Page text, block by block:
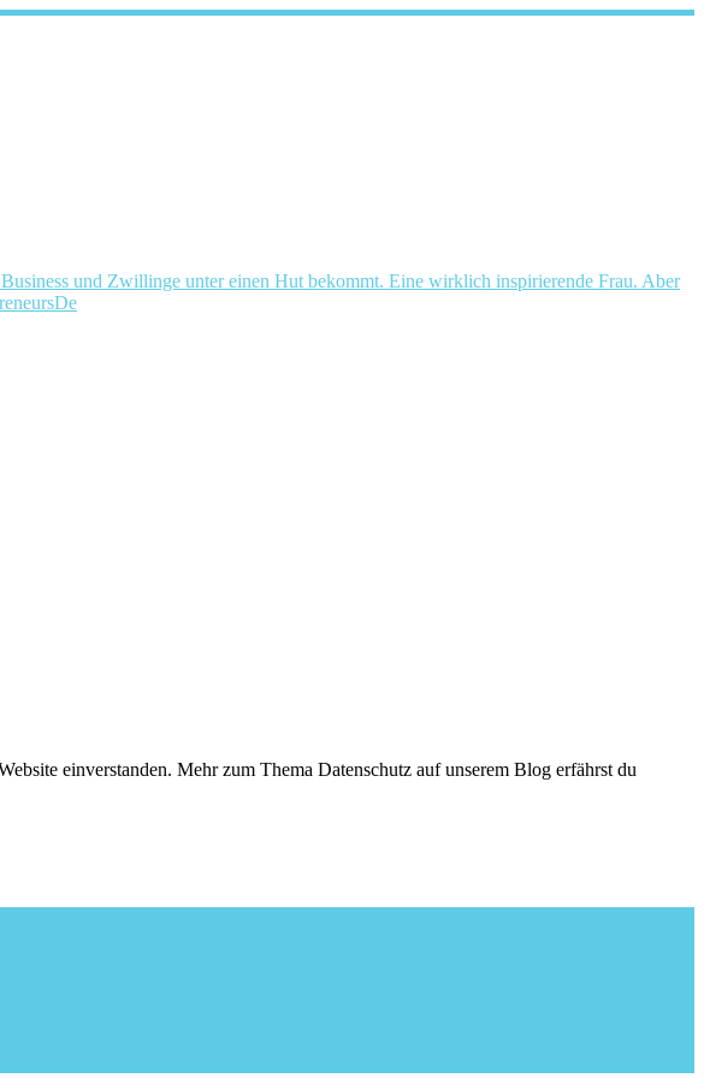
einverstanden. Mehr zum Thema Datenschutz auf unserem Blog erfährst du